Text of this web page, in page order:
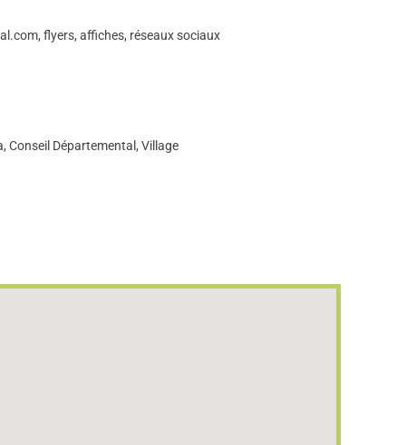
flyers, affiches, réseaux sociaux
Conseil Départemental, Village